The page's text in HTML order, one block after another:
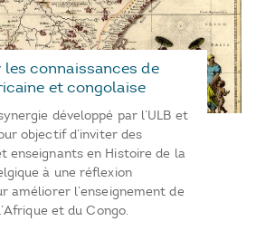
connaissances de
et congolaise
développé par l’ULB et
objectif d’inviter des
enseignants en Histoire de la
à une réflexion
améliorer l’enseignement de
et du Congo.